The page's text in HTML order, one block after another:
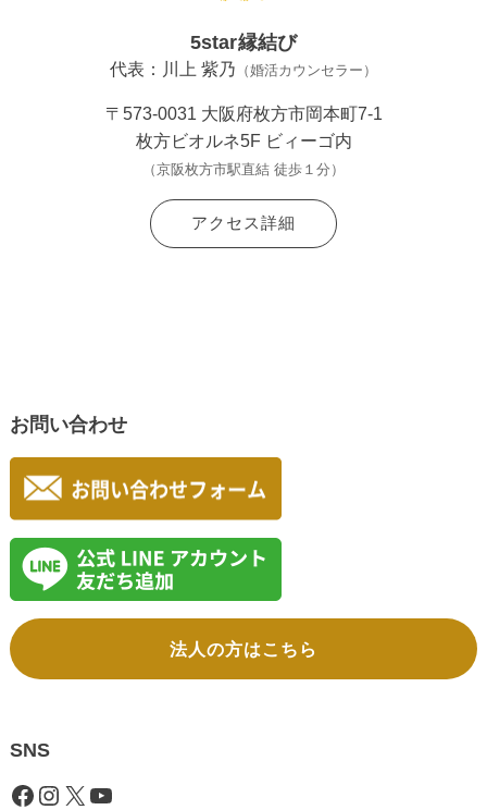
5star縁結び
代表：川上 紫乃 （婚活カウンセラー）
〒573-0031 大阪府枚方市岡本町7-1
枚方ビオルネ5F ビィーゴ内
（京阪枚方市駅直結 徒歩１分）
アクセス詳細
お問い合わせ
法人の方はこちら
SNS
Facebook Instagram X YouTube